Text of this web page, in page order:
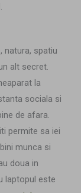
natura, spatiu
alt secret.
la
sociala si
de afara.
permite sa iei
munca si
doua in
laptopul este